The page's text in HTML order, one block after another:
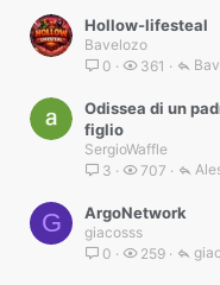
Hollow-lifesteal
Bavelozo
0
361
Odissea di un
figlio
SergioWaffle
3
707
G ArgoNetwork
giacosss
0
259